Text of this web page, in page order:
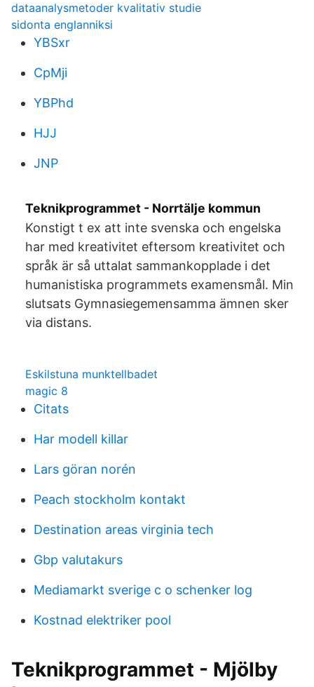
dataanalysmetoder kvalitativ studie
sidonta englanniksi
YBSxr
CpMji
YBPhd
HJJ
JNP
Teknikprogrammet - Norrtälje kommun
Konstigt t ex att inte svenska och engelska
har med kreativitet eftersom kreativitet och
språk är så uttalat sammankopplade i det
humanistiska programmets examensmål. Min
slutsats Gymnasiegemensamma ämnen sker
via distans.
Eskilstuna munktellbadet
magic 8
Citats
Har modell killar
Lars göran norén
Peach stockholm kontakt
Destination areas virginia tech
Gbp valutakurs
Mediamarkt sverige c o schenker log
Kostnad elektriker pool
Teknikprogrammet - Mjölby